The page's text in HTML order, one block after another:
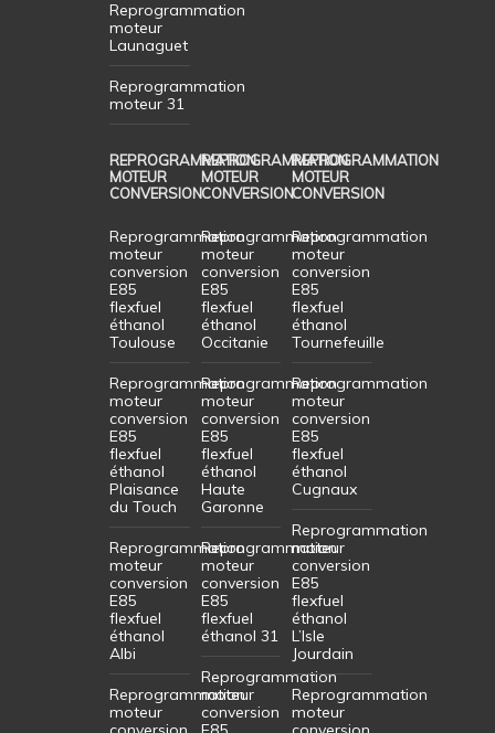
Reprogrammation
moteur
Launaguet
Reprogrammation
moteur 31
REPROGRAMMATION
MOTEUR
CONVERSION
Reprogrammation
moteur
conversion
E85
flexfuel
éthanol
Toulouse
Reprogrammation
moteur
conversion
E85
flexfuel
éthanol
Plaisance
du Touch
Reprogrammation
moteur
conversion
E85
flexfuel
éthanol
Albi
Reprogrammation
moteur
REPROGRAMMATION
MOTEUR
CONVERSION
Reprogrammation
moteur
conversion
E85
flexfuel
éthanol
Occitanie
Reprogrammation
moteur
conversion
E85
flexfuel
éthanol
Haute
Garonne
Reprogrammation
moteur
conversion
E85
flexfuel
éthanol 31
Reprogrammation
moteur
conversion
REPROGRAMMATION
MOTEUR
CONVERSION
Reprogrammation
moteur
conversion
E85
flexfuel
éthanol
Tournefeuille
Reprogrammation
moteur
conversion
E85
flexfuel
éthanol
Cugnaux
Reprogrammation
moteur
conversion
E85
flexfuel
éthanol
L’Isle
Jourdain
Reprogrammation
moteur